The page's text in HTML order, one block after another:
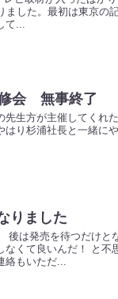
ました。最初は東京の
...
会 無事終了
生方が主催してくれ
り杉浦社長と一緒に
りました
後は発売を待つだけと
なくて良いんだ！ と
もいただ...